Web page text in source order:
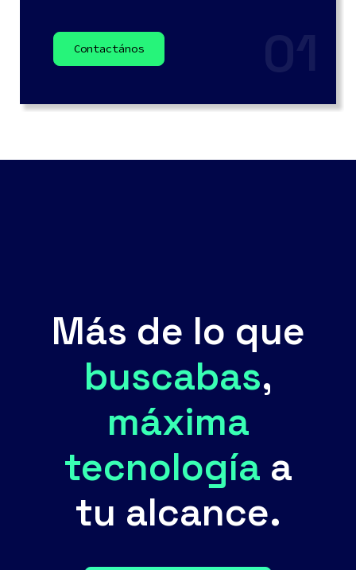
Contactános
Más de lo que
buscabas,
máxima
tecnología a
tu alcance.